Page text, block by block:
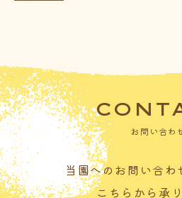
お問い合わ
当園へのお問い合わ
こちらから承り